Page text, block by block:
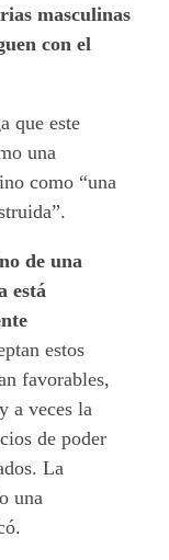
masculinas
con el
que este
una
como “una
de una
está
estos
favorables,
a veces la
de poder
La
una